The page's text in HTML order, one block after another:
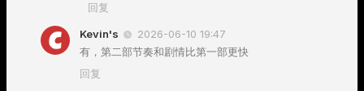
回复
Kevin's
2026-06-10 19:47
有，第二部节奏和剧情比第一部更快
回复